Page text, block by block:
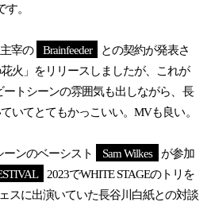
。
主宰の Brainfeeder
との契約が発表さ
火」をリリースしましたが、これが
トシーンの雰囲気も出しながら、長
いてとてもかっこいい。MVも良い。
ンのベーシスト Sam Wilkes
が参加
2023でWHITE STAGEのトリを
スに出演いていた長谷川白紙との対談